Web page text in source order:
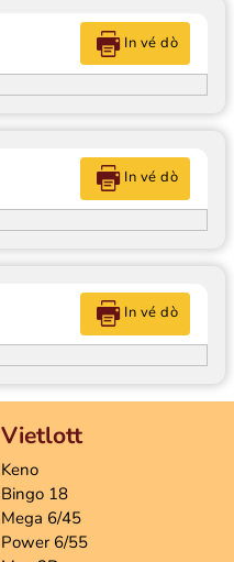
In vé dò
In vé dò
In vé dò
Vietlott
Keno
Bingo 18
Mega 6/45
Power 6/55